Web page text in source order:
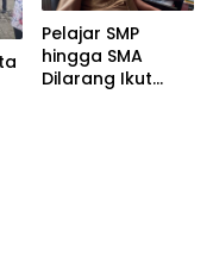
Pelajar SMP
hingga SMA
Dilarang Ikut